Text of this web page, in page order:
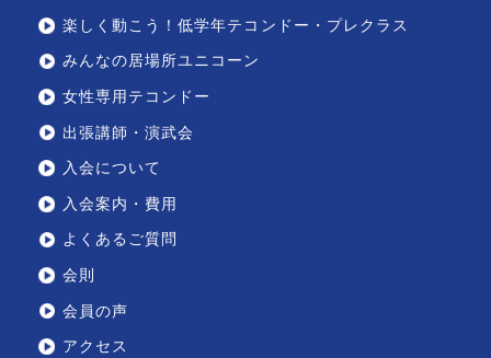
楽しく動こう！低学年テコンドー・プレクラス
みんなの居場所ユニコーン
女性専用テコンドー
出張講師・演武会
入会について
入会案内・費用
よくあるご質問
会則
会員の声
アクセス